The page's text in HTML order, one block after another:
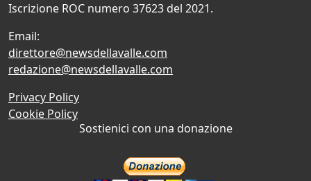
Iscrizione ROC numero 37623 del 2021.
Email:
direttore@newsdellavalle.com
redazione@newsdellavalle.com
Privacy Policy
Cookie Policy
Sostienici con una donazione